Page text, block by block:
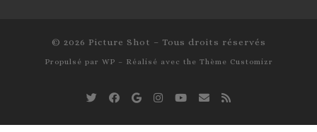
© 2026 Picture Shot – Tous droits réservés
Propulsé par WP – Réalisé avec the Thème Customizr